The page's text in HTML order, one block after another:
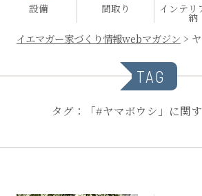
設備 間取り インテリ
納
イエマガー家づくり情報webマガジン >
TAG
タグ：「#ヤマボウシ」に関